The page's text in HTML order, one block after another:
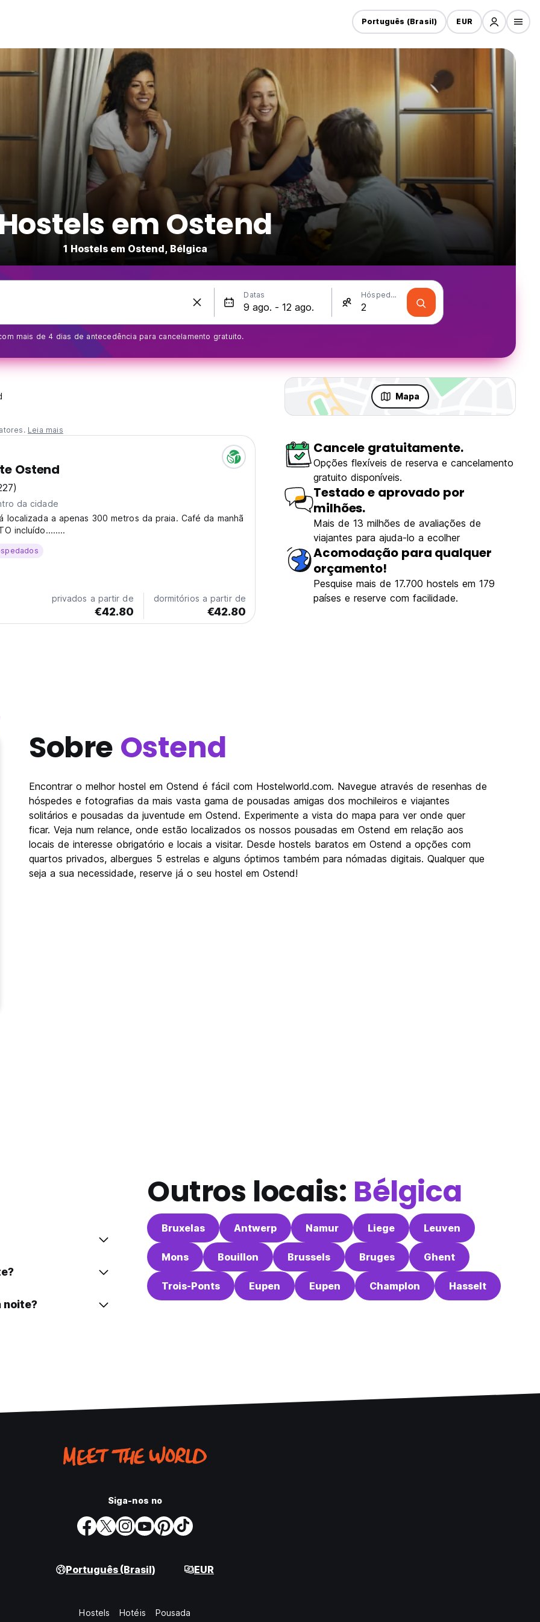
Português (Brasil) EUR
em Ostend
1 Hostels em Ostend, Bélgica
Datas Hóspedes
mais de 4 dias de antecedência para cancelamento gratuito.
Mapa
Leia mais
Ostend
da cidade
localizada a apenas 300 metros da praia. Café da manhã
incluído........
privados a partir de
€42.80
dormitórios a partir de
€42.80
Cancele gratuitamente.
Opções flexíveis de reserva e cancelamento
gratuito disponíveis.
Testado e aprovado por
milhões.
Mais de 13 milhões de avaliações de
viajantes para ajuda-lo a ecolher
Acomodação para qualquer
orçamento!
Pesquise mais de 17.700 hostels em 179
países e reserve com facilidade.
Sobre Ostend
Encontrar o melhor hostel em Ostend é fácil com Hostelworld.com. Navegue através de resenhas de
hóspedes e fotografias da mais vasta gama de pousadas amigas dos mochileiros e viajantes
solitários e pousadas da juventude em Ostend. Experimente a vista do mapa para ver onde quer
ficar. Veja num relance, onde estão localizados os nossos pousadas em Ostend em relação aos
locais de interesse obrigatório e locais a visitar. Desde hostels baratos em Ostend a opções com
quartos privados, albergues 5 estrelas e alguns óptimos também para nómadas digitais. Qualquer que
seja a sua necessidade, reserve já o seu hostel em Ostend!
noite?
Outros locais: Bélgica
Bruxelas Antwerp Namur Liege Leuven
Mons Bouillon Brussels Bruges Ghent
Trois-Ponts Eupen Eupen Champlon Hasselt
Siga-nos no
Português (Brasil) EUR
Hostels Hotéis Pousada